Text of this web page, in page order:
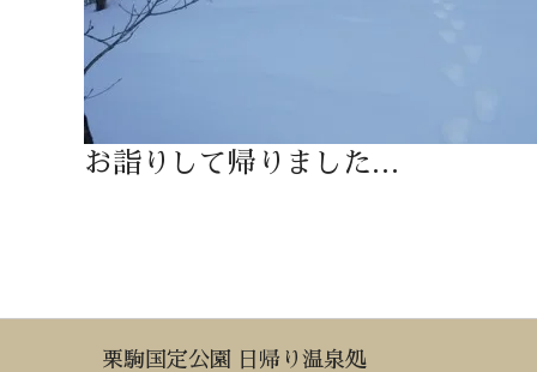
お詣りして帰りました…
栗駒国定公園 日帰り温泉処